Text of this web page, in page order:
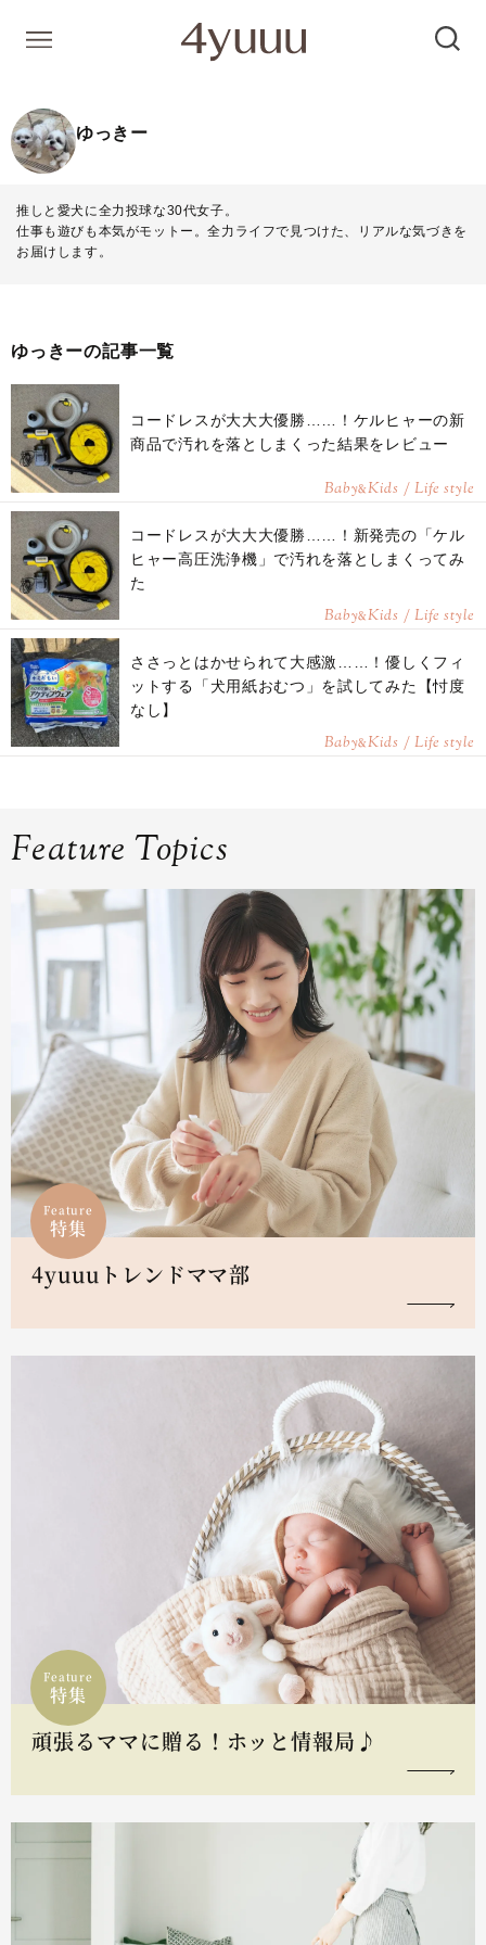
ゆっきー
推しと愛犬に全力投球な30代女子。
仕事も遊びも本気がモットー。全力ライフで見つけた、リアルな気づきを
お届けします。
ゆっきーの記事一覧
コードレスが大大大優勝……！ケルヒャーの新
商品で汚れを落としまくった結果をレビュー
Baby&Kids / Life style
コードレスが大大大優勝……！新発売の「ケル
ヒャー高圧洗浄機」で汚れを落としまくってみ
た
Baby&Kids / Life style
ささっとはかせられて大感激……！優しくフィ
ットする「犬用紙おむつ」を試してみた【忖度
なし】
Baby&Kids / Life style
Feature Topics
Feature
特集
4yuuuトレンドママ部
Feature
特集
頑張るママに贈る！ホッと情報局♪